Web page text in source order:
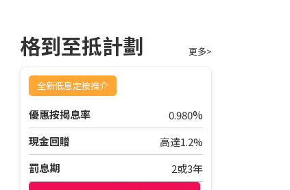
格到至抵計劃 更多>
全新低息定按推介
優惠按揭息率 0.980%
現金回贈
高達1.2%
罰息期
2或3年